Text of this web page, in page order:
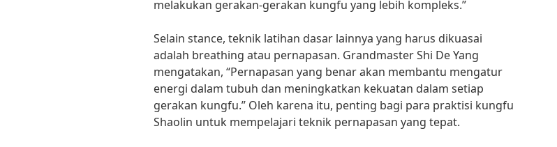
melakukan gerakan-gerakan kungfu yang lebih kompleks.”
Selain stance, teknik latihan dasar lainnya yang harus dikuasai
adalah breathing atau pernapasan. Grandmaster Shi De Yang
mengatakan, “Pernapasan yang benar akan membantu mengatur
energi dalam tubuh dan meningkatkan kekuatan dalam setiap
gerakan kungfu.” Oleh karena itu, penting bagi para praktisi kungfu
Shaolin untuk mempelajari teknik pernapasan yang tepat.